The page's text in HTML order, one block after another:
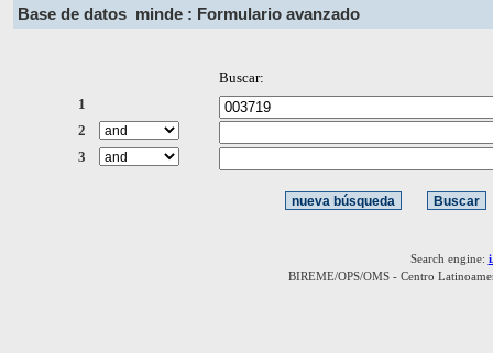
Base de datos minde : Formulario avanzado
Buscar:
1
2
3
Search engine:
BIREME/OPS/OMS - Centro